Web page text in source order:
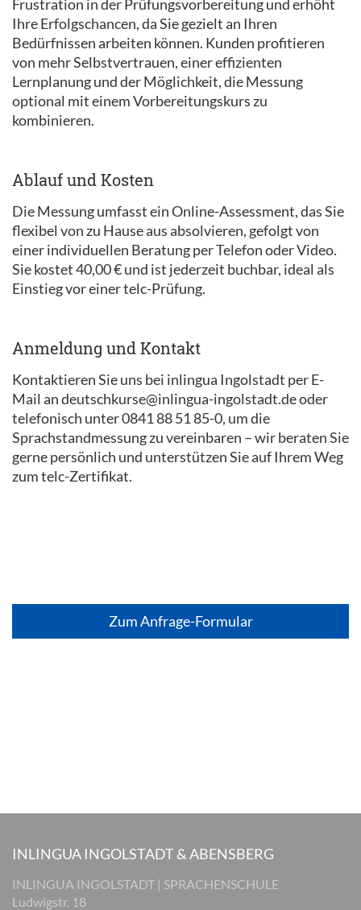
Frustration in der Prüfungsvorbereitung und erhöht
Ihre Erfolgschancen, da Sie gezielt an Ihren
Bedürfnissen arbeiten können. Kunden profitieren
von mehr Selbstvertrauen, einer effizienten
Lernplanung und der Möglichkeit, die Messung
optional mit einem Vorbereitungskurs zu
kombinieren.
Ablauf und Kosten
Die Messung umfasst ein Online-Assessment, das Sie
flexibel von zu Hause aus absolvieren, gefolgt von
einer individuellen Beratung per Telefon oder Video.
Sie kostet 40,00 € und ist jederzeit buchbar, ideal als
Einstieg vor einer telc-Prüfung.​
Anmeldung und Kontakt
Kontaktieren Sie uns bei inlingua Ingolstadt per E-
Mail an deutschkurse@inlingua-ingolstadt.de oder
telefonisch unter 0841 88 51 85-0, um die
Sprachstandmessung zu vereinbaren – wir beraten Sie
gerne persönlich und unterstützen Sie auf Ihrem Weg
zum telc-Zertifikat.
Zum Anfrage-Formular
INLINGUA INGOLSTADT & ABENSBERG
INLINGUA INGOLSTADT | SPRACHENSCHULE
Ludwigstr. 18